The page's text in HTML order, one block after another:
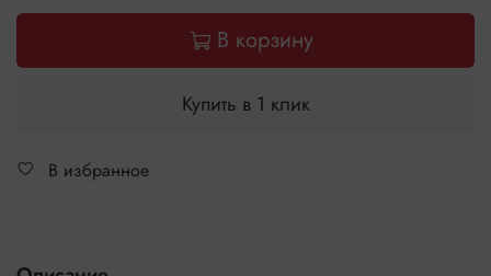
В корзину
Купить в 1 клик
В избранное